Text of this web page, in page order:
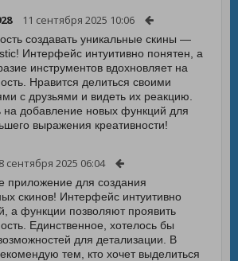
11 сентября 2025 10:06
создавать уникальные скины —
Интерфейс интуитивно понятен, а
инструментов вдохновляет на
Нравится делиться своими
с друзьями и видеть их реакцию.
добавление новых функций для
выражения креативности!
8 сентября 2025 06:04
приложение для создания
скинов! Интерфейс интуитивно
а функции позволяют проявить
Единственное, хотелось бы
для детализации. В
тем, кто хочет выделиться